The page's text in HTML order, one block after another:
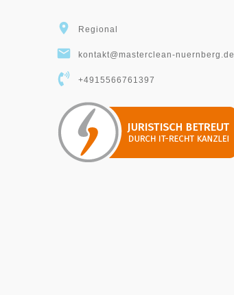
Regional
kontakt@masterclean-nuernberg.de
+4915566761397